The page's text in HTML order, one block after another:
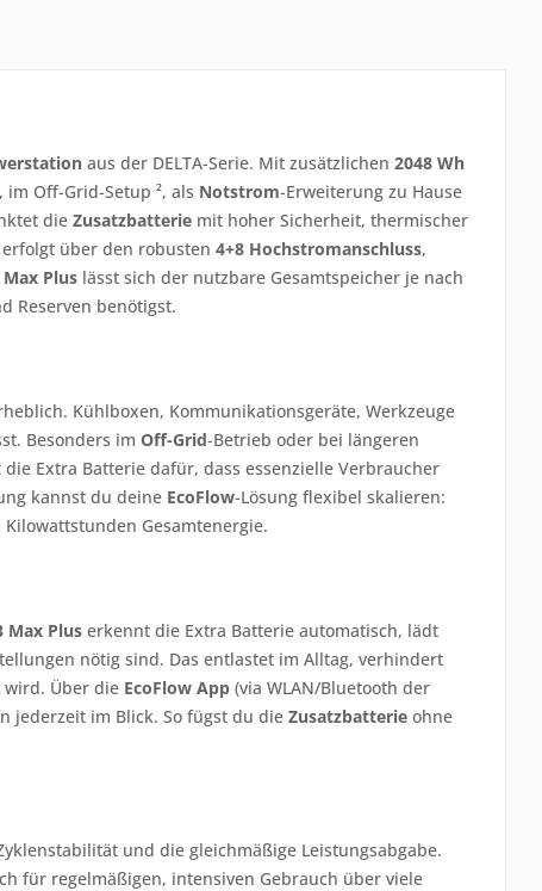
aus der DELTA-Serie. Mit zusätzlichen 2048 Wh
, im Off-Grid-Setup ², als Notstrom-Erweiterung zu Hause
die Zusatzbatterie mit hoher Sicherheit, thermischer
über den robusten 4+8 Hochstromanschluss,
Max Plus lässt sich der nutzbare Gesamtspeicher je nach
Reserven benötigst.
Kühlboxen, Kommunikationsgeräte, Werkzeuge
Besonders im Off-Grid-Betrieb oder bei längeren
Extra Batterie dafür, dass essenzielle Verbraucher
kannst du deine EcoFlow-Lösung flexibel skalieren:
Gesamtenergie.
Max Plus erkennt die Extra Batterie automatisch, lädt
nötig sind. Das entlastet im Alltag, verhindert
Über die EcoFlow App (via WLAN/Bluetooth der
jederzeit im Blick. So fügst du die Zusatzbatterie ohne
und die gleichmäßige Leistungsabgabe.
für regelmäßigen, intensiven Gebrauch über viele